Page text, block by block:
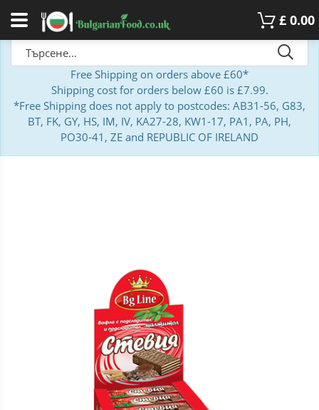
£ 0.00
Free Shipping on orders above £60*
Shipping cost for orders below £60 is £7.99.
*Free Shipping does not apply to postcodes: AB31-56, G83,
BT, FK, GY, HS, IM, IV, KA27-28, KW1-17, PA1, PA, PH,
PO30-41, ZE and REPUBLIC OF IRELAND